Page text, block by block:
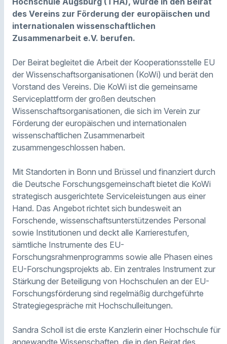
des Vereins zur Förderung der europäischen und
internationalen wissenschaftlichen
Zusammenarbeit e.V. berufen.
Der Beirat begleitet die Arbeit der Kooperationsstelle EU
der Wissenschaftsorganisationen (KoWi) und berät den
Vorstand des Vereins. Die KoWi ist die gemeinsame
Serviceplattform der großen deutschen
Wissenschaftsorganisationen, die sich im Verein zur
Förderung der europäischen und internationalen
wissenschaftlichen Zusammenarbeit
zusammengeschlossen haben.
Mit Standorten in Bonn und Brüssel und finanziert durch
die Deutsche Forschungsgemeinschaft bietet die KoWi
strategisch ausgerichtete Serviceleistungen aus einer
Hand. Das Angebot richtet sich bundesweit an
Forschende, wissenschaftsunterstützendes Personal
sowie Institutionen und deckt alle Karrierestufen,
sämtliche Instrumente des EU-
Forschungsrahmenprogramms sowie alle Phasen eines
EU-Forschungsprojekts ab. Ein zentrales Instrument zur
Stärkung der Beteiligung von Hochschulen an der EU-
Forschungsförderung sind regelmäßig durchgeführte
Strategiegespräche mit Hochschulleitungen.
Sandra Scholl ist die erste Kanzlerin einer Hochschule für